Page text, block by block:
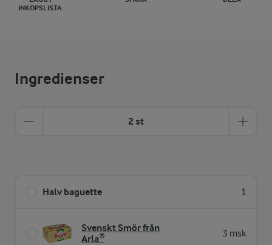
INKÖPSLISTA
Ingredienser
2 st
Halv baguette 1
Svenskt Smör från
Arla®
3 msk